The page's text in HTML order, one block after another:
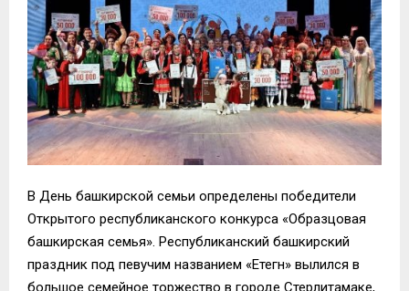
В День башкирской семьи определены победители
Открытого республиканского конкурса «Образцовая
башкирская семья». Республиканский башкирский
праздник под певучим названием «Етегән» вылился в
большое семейное торжество в городе Стерлитамаке,